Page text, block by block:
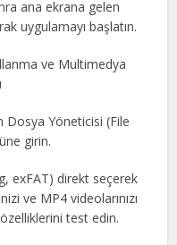
ana ekrana gelen
uygulamayı başlatın.
ve Multimedya
Dosya Yöneticisi (File
girin.
exFAT) direkt seçerek
ve MP4 videolarınızı
test edin.